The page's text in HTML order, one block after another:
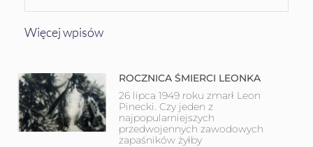
Więcej wpisów
ROCZNICA ŚMIERCI LEONKA
26 lipca 1949 roku zmarł Leon
Pinecki. Czy jeden z
najpopularniejszych
przedwojennych zawodowych
zapaśników żyłby